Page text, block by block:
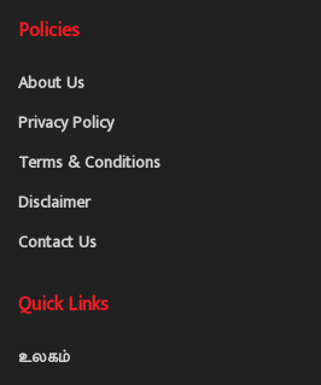
Policies
About Us
Privacy Policy
Terms & Conditions
Disclaimer
Contact Us
Quick Links
உலகம்